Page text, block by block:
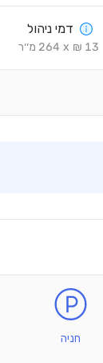
דמי ניהול
13
₪
x
264 מ׳׳ר
חניה